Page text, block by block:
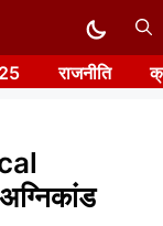
राजनीति